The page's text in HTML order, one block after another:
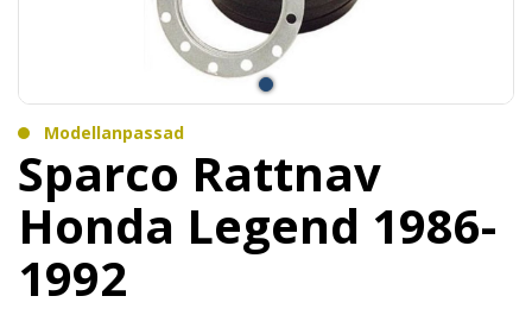
Modellanpassad
Sparco Rattnav
Honda Legend 1986-
1992